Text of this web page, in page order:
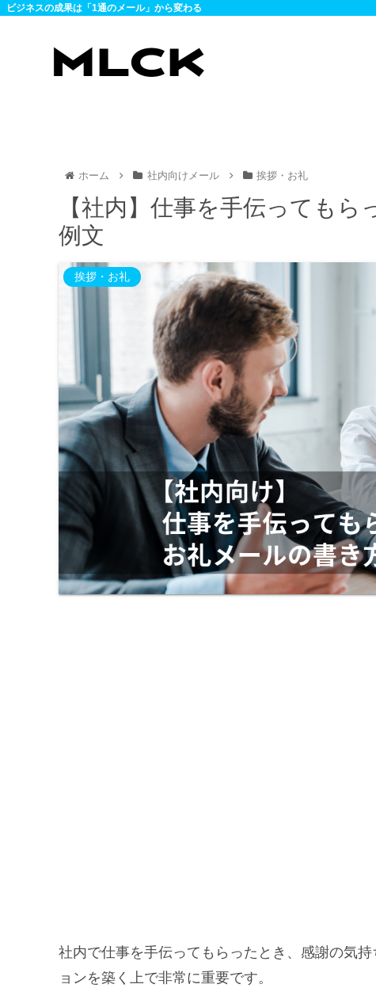
ビジネスの成果は「1通のメール」から変わる
ホーム 社内向けメール 挨拶・お礼
【社内】仕事を手伝っても
例文
挨拶・お礼
社内で仕事を手伝ってもらったとき、感謝の気
ョンを築く上で非常に重要です。